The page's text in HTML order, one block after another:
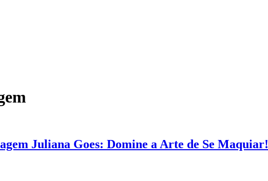
Juliana Goes: Domine a Arte de Se Maquiar!